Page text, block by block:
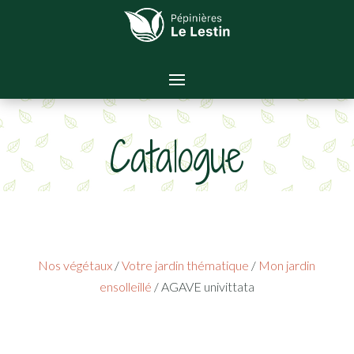
Catalogue
Nos végétaux /Votre jardin thématique / Mon jardin
ensolleillé / AGAVE univittata